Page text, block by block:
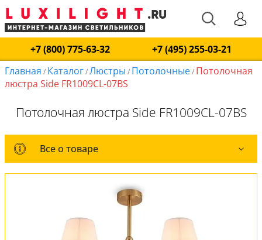
+7 (800) 775-63-32
+7 (495) 255-03-21
Главная / Каталог/Люстры / Потолочные/ Потолочная
люстра Side FR1009CL-07BS
Потолочная люстра Side FR1009CL-07BS
Все о товаре
Все о товаре
Комплект лампочек
Вся коллекция